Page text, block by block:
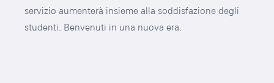
servizio aumenterà insieme alla soddisfazione degli
studenti. Benvenuti in una nuova era.